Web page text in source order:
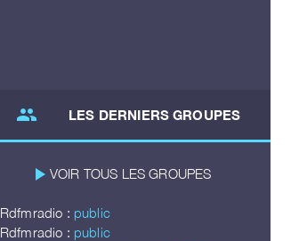
group LES DERNIERS GROUPES
play_arrow VOIR TOUS LES GROUPES
Rdfmradio : public
Rdfmradio : public